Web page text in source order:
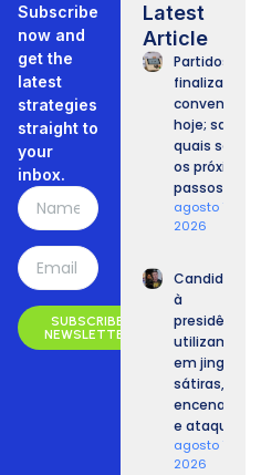
Subscribe
now and
get the
latest
strategies
straight to
your
inbox.
SUBSCRIBE
NEWSLETTER
Latest
Article
Partidos
finalizam
convenções
hoje; saiba
quais serão
os próximos
passos.
agosto 7,
2026
Candidatos
à
presidência
utilizam IA
em jingles,
sátiras,
encenações
e ataques.
agosto 7,
2026